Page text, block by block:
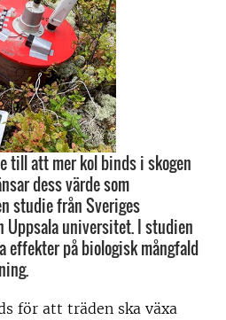
till att mer kol binds i skogen
dess värde som
studie från Sveriges
universitet. I studien
effekter på biologisk mångfald
för att träden ska växa